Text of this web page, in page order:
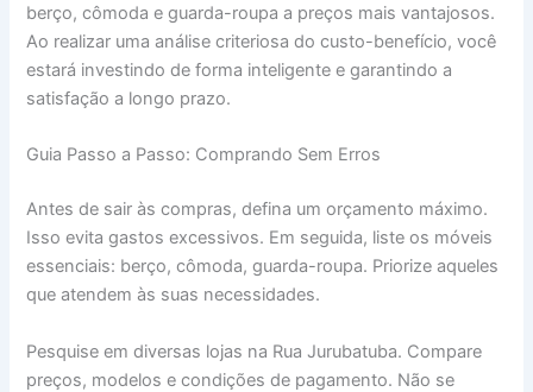
berço, cômoda e guarda-roupa a preços mais vantajosos.
Ao realizar uma análise criteriosa do custo-benefício, você
estará investindo de forma inteligente e garantindo a
satisfação a longo prazo.
Guia Passo a Passo: Comprando Sem Erros
Antes de sair às compras, defina um orçamento máximo.
Isso evita gastos excessivos. Em seguida, liste os móveis
essenciais: berço, cômoda, guarda-roupa. Priorize aqueles
que atendem às suas necessidades.
Pesquise em diversas lojas na Rua Jurubatuba. Compare
preços, modelos e condições de pagamento. Não se